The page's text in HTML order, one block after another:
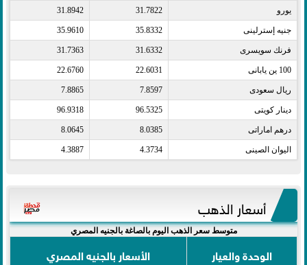
يورو​ 31.7822
31.8942
جنيه إسترلينى​ 35.8332
35.9610
فرنك سويسرى​ 31.6332
31.7363
100 ين يابانى​ 22.6031
22.6760
ريال سعودى​ 7.8597
7.8865
دينار كويتى​ 96.5325
96.9318
درهم اماراتى​ 8.0385
8.0645
اليوان الصينى​ 4.3734
4.3887
أسعار الذهب
متوسط سعر الذهب اليوم بالصاغة بالجنيه المصري
الوحدة والعيار
الأسعار بالجنيه المصري